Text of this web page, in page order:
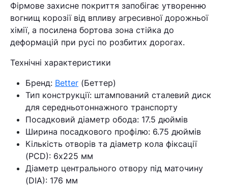
Фірмове захисне покриття запобігає утворенню
вогнищ корозії від впливу агресивної дорожньої
хімії, а посилена бортова зона стійка до
деформацій при русі по розбитих дорогах.
Технічні характеристики
Бренд: Better (Беттер)
Тип конструкції: штампований сталевий диск
для середньотоннажного транспорту
Посадковий діаметр обода: 17.5 дюймів
Ширина посадкового профілю: 6.75 дюймів
Кількість отворів та діаметр кола фіксації
(PCD): 6х225 мм
Діаметр центрального отвору під маточину
(DIA): 176 мм